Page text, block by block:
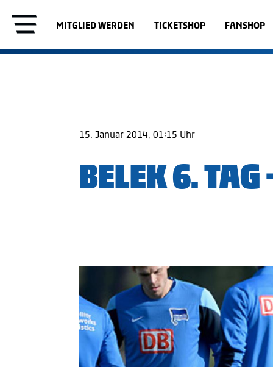
MITGLIED WERDEN TICKETSHOP FANSHOP
15. Januar 2014, 01:15 Uhr
BELEK 6.